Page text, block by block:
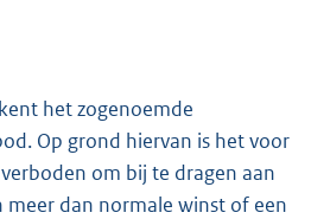
het zogenoemde
Op grond hiervan is het voor
om bij te dragen aan
meer dan normale winst of een